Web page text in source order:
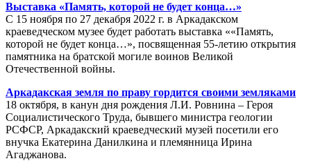
Выставка «Память, которой не будет конца…»
С 15 ноября по 27 декабря 2022 г. в Аркадакском
краеведческом музее будет работать выставка ««Память,
которой не будет конца…», посвященная 55-летию открытия
памятника на братской могиле воинов Великой
Отечественной войны.
Аркадакская земля по праву гордится своими земляками
18 октября, в канун дня рождения Л.И. Ровнина – Героя
Социалистического Труда, бывшего министра геологии
РСФСР, Аркадакский краеведческий музей посетили его
внучка Екатерина Данилкина и племянница Ирина
Агаджанова.